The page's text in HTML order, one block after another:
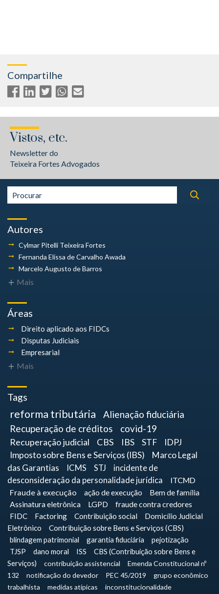
Compartilhe
Vistos, etc.
Newsletter do
Teixeira Fortes Advogados
Autores
Cylmar Pitelli Teixeira Fortes
Fernanda Elissa de Carvalho Awada
Marcelo Augusto de Barros
Mais
Áreas
Direito aplicado aos FIDCs
Disputas Judiciais
Empresarial
Mais
Tags
reforma tributária
Alienação fiduciária
Recuperação de créditos
covid-19
Recuperação judicial CBS IBS STF
IDPJ
Imposto sobre Bens e Serviços (IBS)
Marco Legal
das Garantias
ICMS STJ
incidente de
desconsideração da personalidade jurídica
ITCMD
Fraude à execução
ação de execução
Bem de família
Assinatura eletrônica
LGPD fraude contra credores
FIDC Factoring Contribuição social
Domicílio Judicial
Eletrônico
Contribuição sobre Bens e Serviços (CBS)
blindagem patrimonial
garantia fiduciária
pejotização
TJSP
dano moral ISS
CBS (Contribuição sobre Bens e
Serviços)
contribuição assistencial
Emenda Constitucional nº
132
notificação do devedor PEC 45/2019
grupo econômico
trabalhista
medidas atípicas
inconstitucionalidade